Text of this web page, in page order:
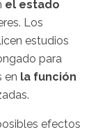
el estado
Los
estudios
para
en la función
efectos